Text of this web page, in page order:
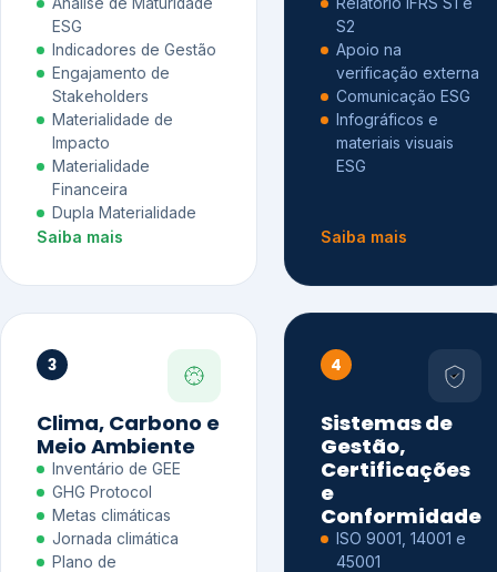
ESG
Indicadores de Gestão
Engajamento de
Stakeholders
Materialidade de
Impacto
Materialidade
Financeira
Dupla Materialidade
Saiba mais
S2
Apoio na
verificação externa
Comunicação ESG
Infográficos e
materiais visuais
ESG
Saiba mais
3
Clima, Carbono e
Meio Ambiente
Inventário de GEE
GHG Protocol
Metas climáticas
Jornada climática
Plano de
4
Sistemas de
Gestão,
Certificações
e
Conformidade
ISO 9001, 14001 e
45001